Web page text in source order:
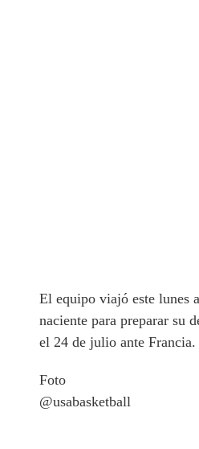
El equipo viajó este lunes
naciente para preparar su
el 24 de julio ante Francia.
Foto
@usabasketball